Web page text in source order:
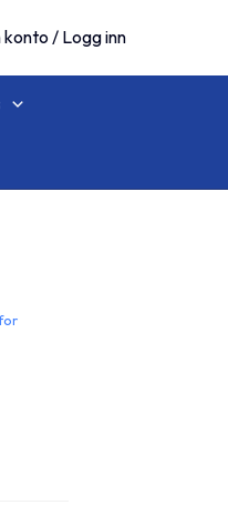
konto / Logg inn